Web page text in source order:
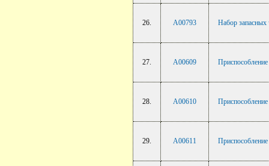
26. A00793 Набор
27. A00609
28. A00610
29. A00611